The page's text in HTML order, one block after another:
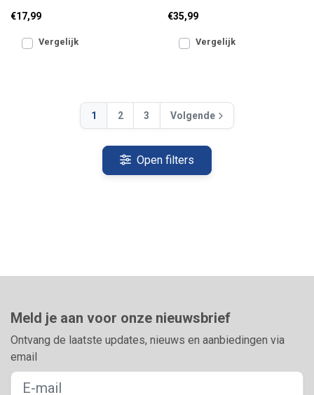
voerkorven, aaspotjes,
waggle
€17,99
Vergelijk
voor spoelen. Onderlijnen
€35,99
Vergelijk
1 2 3 Volgende
Open filters
Meld je aan voor onze nieuwsbrief
Ontvang de laatste updates, nieuws en aanbiedingen via
email